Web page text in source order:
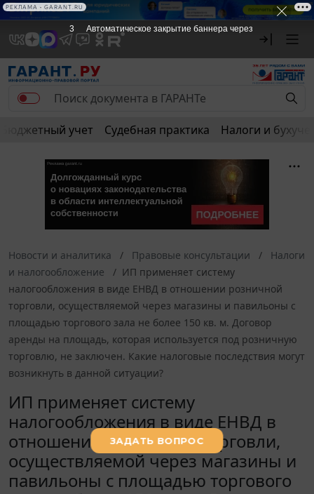
Бюджетный учет Судебная практика Налоги и
Новости и аналитика Правовые консультации
Налоги
и налогообложение
ИП применяет систему
налогообложения в виде ЕНВД в отношении розничной
торговли, осуществляемой через магазины и павильоны с
площадью торгового зала не более 150 кв. м. Договор
аренды на площадь, которая используется под розничную
торговлю, не заключен. Какие налоговые последствия могут
возникнуть в данной ситуации?
ИП применяет систему
налогообложения в виде ЕНВД в
отношении розничной торговли,
осуществляемой через магазины и
павильоны с площадью торгового
3 Автоматическое закрытие баннера через
РЕКЛАМА • GARANT.RU